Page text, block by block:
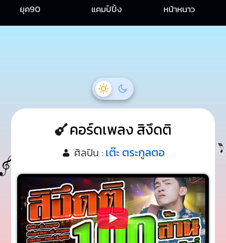
ยุค90
แคมป์ปิ้ง หน้าหนาว
คอร์ดเพลง สิงึดติ
ศิลปิน : เต๊ะ ตระกูลตอ